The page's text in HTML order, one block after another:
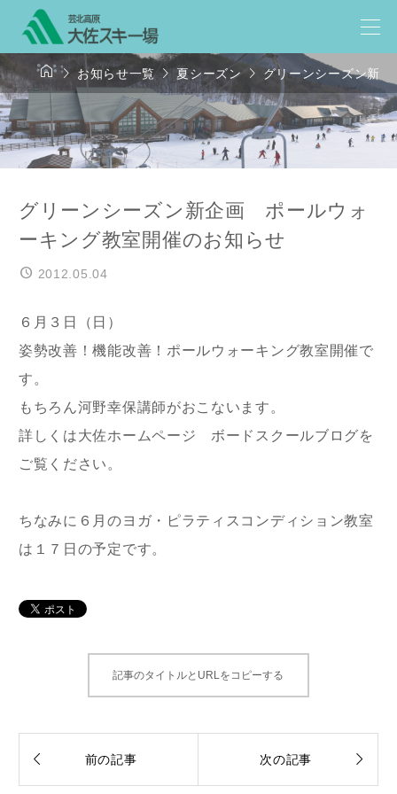
 お知らせ一覧夏シーズン グリーンシーズン新
グリーンシーズン新企画 ポールウォ
ーキング教室開催のお知らせ
2012.05.04
６月３日（日）
姿勢改善！機能改善！ポールウォーキング教室開催で
す。
もちろん河野幸保講師がおこないます。
詳しくは大佐ホームページ ボードスクールブログを
ご覧ください。
ちなみに６月のヨガ・ピラティスコンディション教室
は１７日の予定です。
記事のタイトルとURLをコピーする
 前の記事 次の記事 